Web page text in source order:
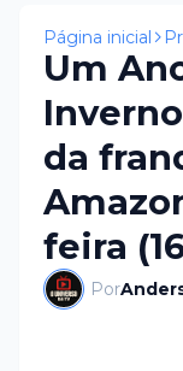
Página inicial
Um
da
feira
Por